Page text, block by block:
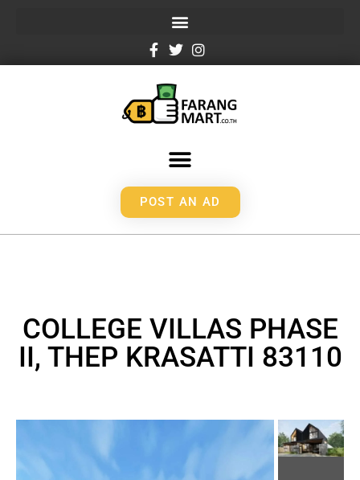
POST AN AD
COLLEGE VILLAS PHASE
II, THEP KRASATTI 83110